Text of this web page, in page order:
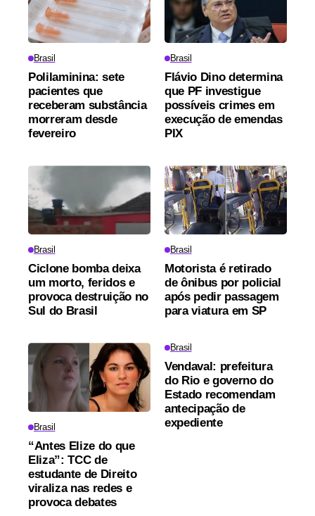
Brasil
Polilaminina: sete
pacientes que
receberam substância
morreram desde
fevereiro
Brasil
Flávio Dino determina
que PF investigue
possíveis crimes em
execução de emendas
PIX
Brasil
Ciclone bomba deixa
um morto, feridos e
provoca destruição no
Sul do Brasil
Brasil
Motorista é retirado
de ônibus por policial
após pedir passagem
para viatura em SP
Brasil
“Antes Elize do que
Eliza”: TCC de
estudante de Direito
viraliza nas redes e
provoca debates
Brasil
Vendaval: prefeitura
do Rio e governo do
Estado recomendam
antecipação de
expediente